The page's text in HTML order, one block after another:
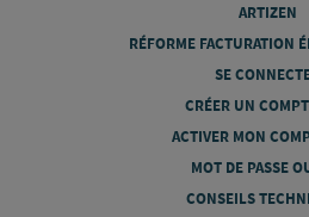
ARTIZEN
RÉFORME FACTURATION
SE
CRÉER UN
ACTIVER MON
MOT DE PASSE
CONSEILS